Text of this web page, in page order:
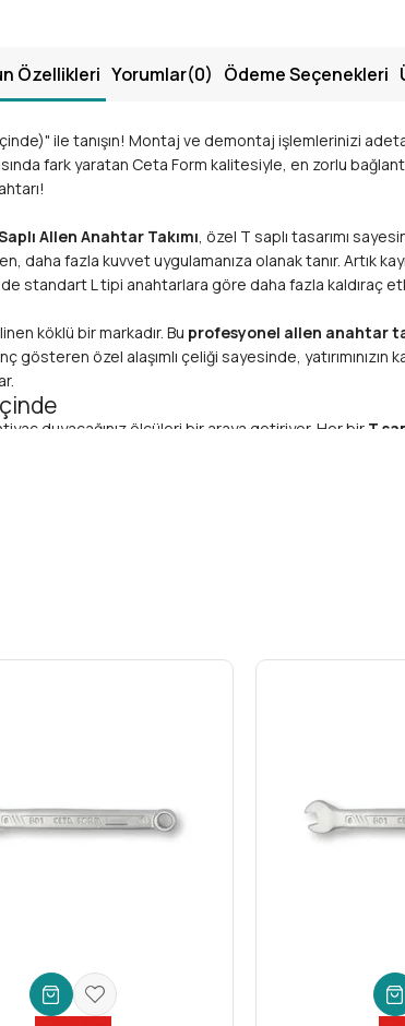
Özellikleri Yorumlar(0) Ödeme Seçenekleri
İçinde)" ile tanışın! Montaj ve demontaj işlemlerinizi
fark yaratan Ceta Form kalitesiyle, en zorlu
Allen Anahtar Takımı, özel T saplı tasarımı
daha fazla kuvvet uygulamanıza olanak tanır. Artık
L tipi anahtarlara göre daha fazla kaldıraç
köklü bir markadır. Bu profesyonel allen anahtar
özel alaşımlı çeliği sayesinde, yatırımınızın
duyacağınız ölçüleri bir araya getiriyor. Her bir T
ayarından pedal sıkmaya kadar güvenle sıkın veya
ihtiyaç duyulan imbus başlı vidalar için ideal bir
Seçmelisiniz?
kalitesi, ergonomisi ve dayanıklılığı ile öne çıkar. Bu
olan bu set ile, vida sıkma ve gevşetme